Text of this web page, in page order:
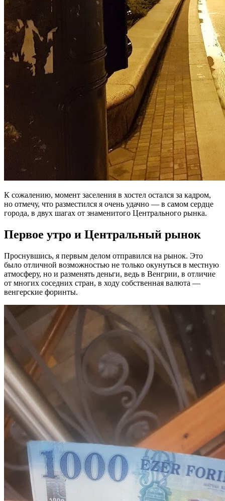
К сожалению, момент заселения в хостел остался за кадром,
но отмечу, что разместился я очень удачно — в самом сердце
города, в двух шагах от знаменитого Центрального рынка.
Первое утро и Центральный рынок
Проснувшись, я первым делом отправился на рынок. Это
было отличной возможностью не только окунуться в местную
атмосферу, но и разменять деньги, ведь в Венгрии, в отличие
от многих соседних стран, в ходу собственная валюта —
венгерские форинты.